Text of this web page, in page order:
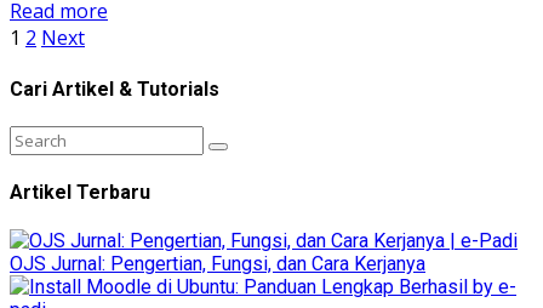
Read more
1 2 Next
Cari Artikel & Tutorials
Artikel Terbaru
OJS Jurnal: Pengertian, Fungsi, dan Cara Kerjanya